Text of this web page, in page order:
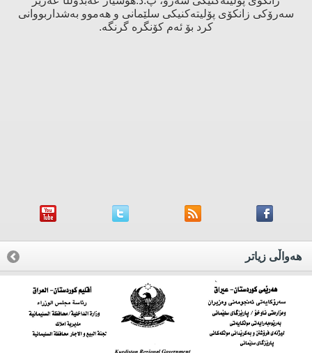
سەرۆکی زانکۆی پۆلیتەکنیکی سلێمانی و هەموو بەشداربووانی
کرد بۆ ئەم کۆنگرە گرنگە.
هه‌واڵی زیاتر